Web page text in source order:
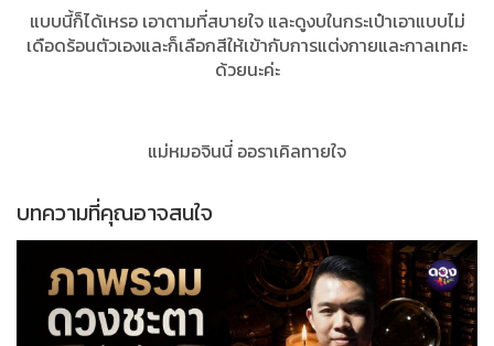
แบบนี้ก็ได้เหรอ เอาตามที่สบายใจ และดูงบในกระเป๋าเอาแบบไม่
เดือดร้อนตัวเองและก็เลือกสีให้เข้ากับการแต่งกายและกาลเทศะ
ด้วยนะค่ะ
แม่หมอจินนี่ ออราเคิลทายใจ
บทความที่คุณอาจสนใจ